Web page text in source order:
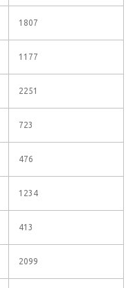
1807
1177
2251
723
476
1234
413
2099